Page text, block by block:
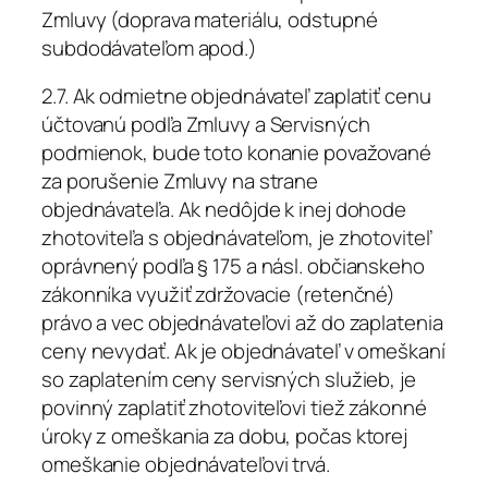
Zmluvy (doprava materiálu, odstupné
subdodávateľom a­pod.)
2.7. Ak odmietne objednávateľ zaplatiť cenu
účtovanú podľa Zmluvy a Servisných
podmienok, bude toto konanie považované
za porušenie Zmluvy na strane
objednávateľa. Ak nedôjde k inej dohode
zhotoviteľa s objednávateľom, je zhotoviteľ
oprávnený podľa § 175 a násl. občianskeho
zákonníka využiť zdržovacie (retenčné)
právo a vec objednávateľovi až do zaplatenia
ceny nevydať. Ak je objednávateľ v omeškaní
so zaplatením ceny servisných služieb, je
povinný zaplatiť zhotoviteľovi tiež zákonné
úroky z omeškania za dobu, počas ktorej
omeškanie objednávateľovi trvá.